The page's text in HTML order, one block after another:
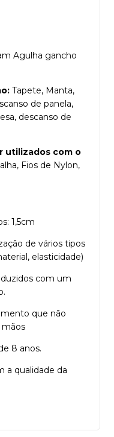
Agulha gancho
Tapete, Manta,
de panela,
descanso de
utilizados com o
Fios de Nylon,
1,5cm
de vários tipos
elasticidade)
com um
que não
mãos
8 anos.
a qualidade da